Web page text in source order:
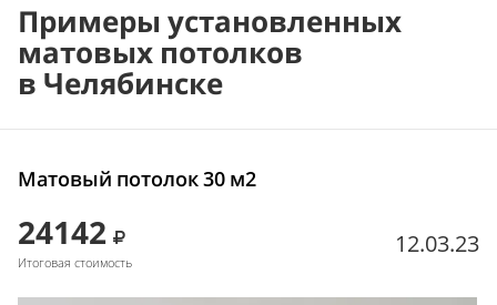
Примеры установленных
матовых потолков
в Челябинске
Матовый потолок 30 м2
24142
Итоговая стоимость
12.03.23